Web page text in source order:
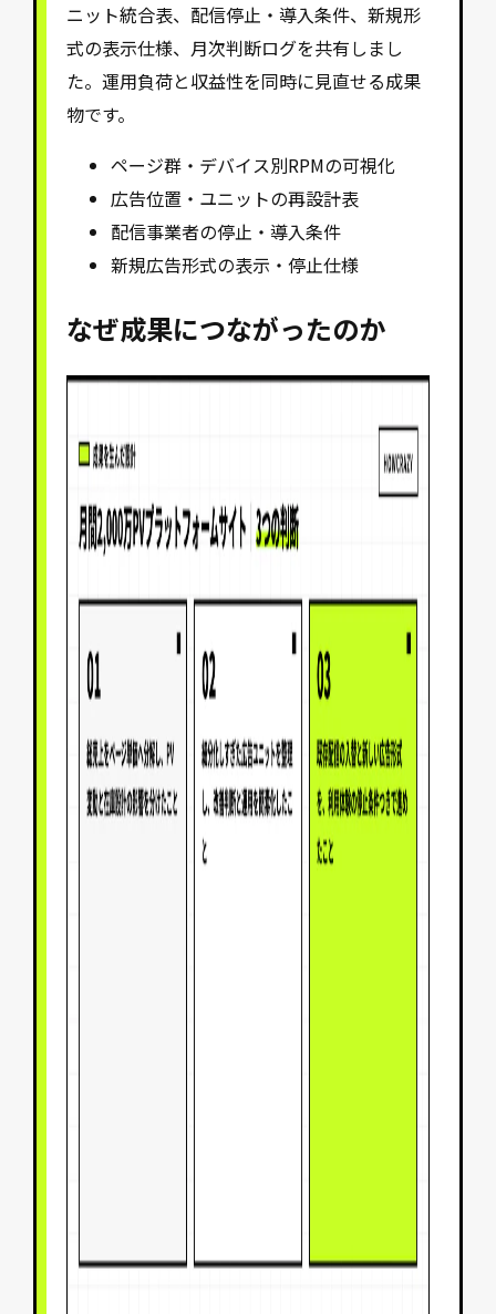
ニット統合表、配信停止・導入条件、新規形
式の表示仕様、月次判断ログを共有しまし
た。運用負荷と収益性を同時に見直せる成果
物です。
ページ群・デバイス別RPMの可視化
広告位置・ユニットの再設計表
配信事業者の停止・導入条件
新規広告形式の表示・停止仕様
なぜ成果につながったのか